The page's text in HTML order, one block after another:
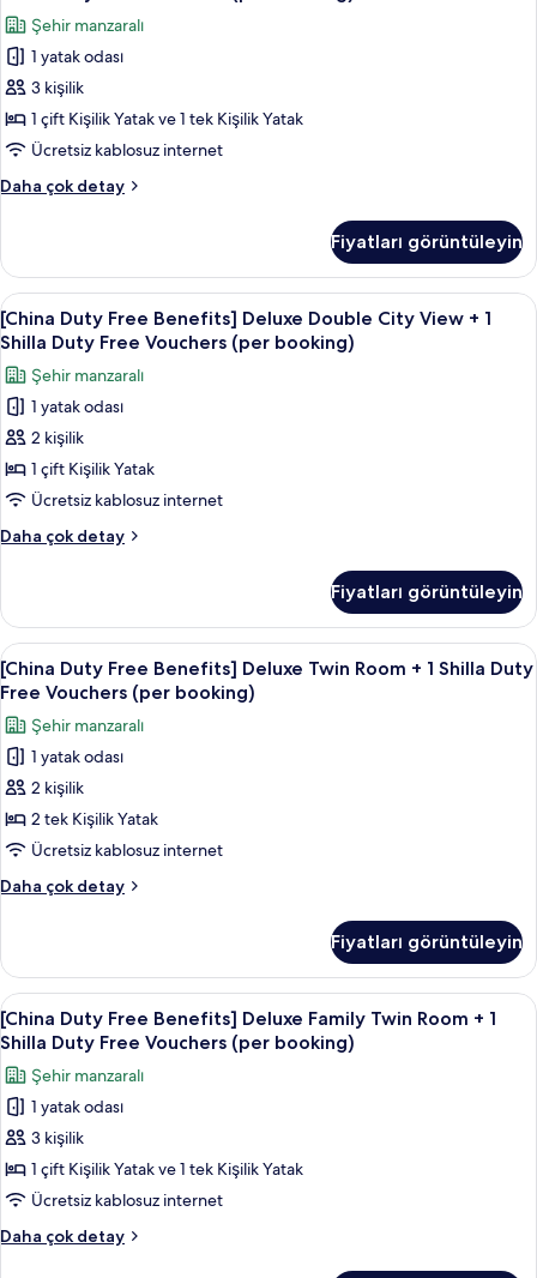
için
tüm
fotoğrafları
görün
Shilla
Duty
Free
Vouchers
(per
hakkında
daha
fazla
Free
Benefits]
Standard
Family
Twin
Room
+
1
Duty
Free
Vouchers
(per
booking)
için
tüm
fotoğrafları
görün
Şehir manzaralı
1 yatak odası
3 kişilik
1 çift Kişilik Yatak ve 1 tek Kişilik Yatak
Ücretsiz kablosuz internet
Daha çok detay
[China
Standard
Family
Twin
Room
Shilla
Duty
Free
Vouchers
booking)
hakkında
daha
Fiyatları görüntüleyin
[China
Duty
Free
Benefits]
Deluxe
Double
City
View
+
1
Duty
Free
Vouchers
(per
booking)
için
tüm
fotoğrafları
görün
Kaliteli yatak takımı, kuştüyü yorgan,
6
[China Duty Free Benefits] Deluxe Double City View + 1
Shilla Duty Free Vouchers (per booking)
Şehir manzaralı
1 yatak odası
2 kişilik
1 çift Kişilik Yatak
Ücretsiz kablosuz internet
Daha çok detay
[China
Deluxe
Double
City
View
Shilla
Duty
Free
Vouchers
booking)
hakkında
daha
Fiyatları görüntüleyin
[China
Duty
Free
Benefits]
Deluxe
Twin
Room
+
1
Shilla
Free
Vouchers
(per
booking)
için
tüm
fotoğrafları
görün
Kaliteli yatak takımı, kuştüyü yorgan,
6
[China Duty Free Benefits] Deluxe Twin Room + 1 Shilla Duty
Free Vouchers (per booking)
Şehir manzaralı
1 yatak odası
2 kişilik
2 tek Kişilik Yatak
Ücretsiz kablosuz internet
Daha çok detay
[China
Deluxe
Twin
Room
+
Shilla
Duty
Free
Vouchers
(per
hakkında
daha
fazla
Fiyatları görüntüleyin
[China
Duty
Free
Benefits]
Deluxe
Family
Twin
Room
+
1
Kaliteli yatak takımı, kuştüyü yorgan,
6
[China Duty Free Benefits] Deluxe Family Twin Room + 1
Shilla Duty Free Vouchers (per booking)
Şehir manzaralı
1 yatak odası
3 kişilik
1 çift Kişilik Yatak ve 1 tek Kişilik Yatak
Ücretsiz kablosuz internet
Daha çok detay
[China